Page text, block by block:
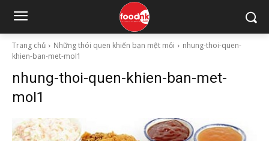
Trang chủ Những thói quen khiến bạn mệt mỏi
nhung-thoi-quen-
khien-ban-met-moI1
nhung-thoi-quen-khien-ban-met-
moI1